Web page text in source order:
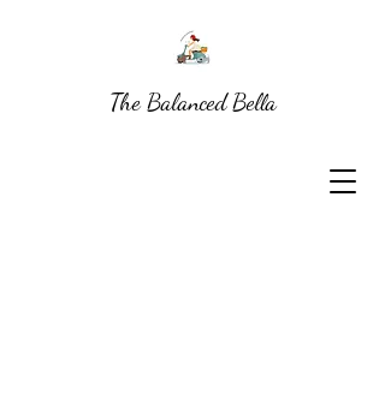
The Balanced Bella